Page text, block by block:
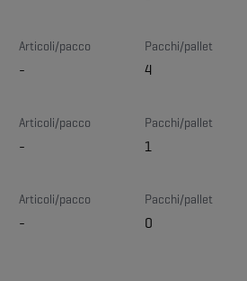
Articoli/pacco
-
Pacchi/pallet
4
Articoli/pacco
-
Pacchi/pallet
1
Articoli/pacco
-
Pacchi/pallet
0